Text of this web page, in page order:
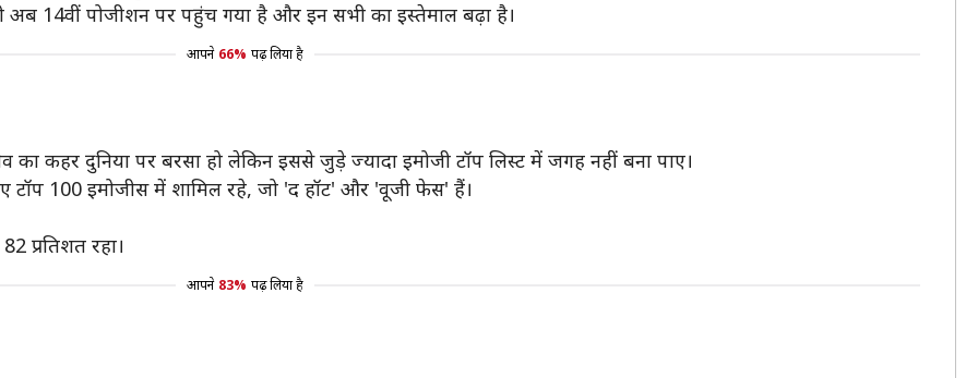
14वीं पोजीशन पर पहुंच गया है और इन सभी का इस्तेमाल बढ़ा है।
आपने 66% पढ़ लिया है
का कहर दुनिया पर बरसा हो लेकिन इससे जुड़े ज्यादा इमोजी टॉप लिस्ट में जगह नहीं बना पाए।
100 इमोजीस में शामिल रहे, जो 'द हॉट' और 'वूजी फेस' हैं।
प्रतिशत रहा।
आपने 83% पढ़ लिया है